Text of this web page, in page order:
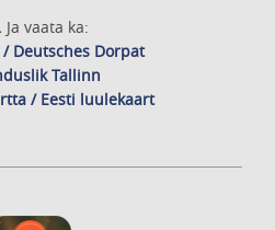
Ja vaata ka:
/ Deutsches Dorpat
Tallinn
/ Eesti luulekaart